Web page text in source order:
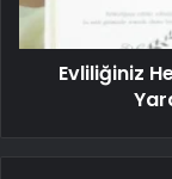
Evliliğiniz